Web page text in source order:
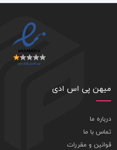
میهن پی اس ادی
درباره ما
تماس با ما
قوانین و مقررات